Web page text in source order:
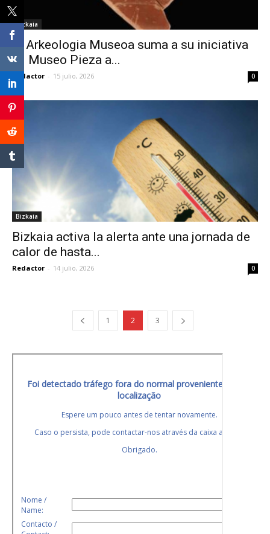
Bizkaia
El Arkeologia Museoa suma a su iniciativa
‘El Museo Pieza a...
Redactor - 15 julio, 2026 0
Bizkaia
Bizkaia activa la alerta ante una jornada de
calor de hasta...
Redactor - 14 julio, 2026 0
1 2 3